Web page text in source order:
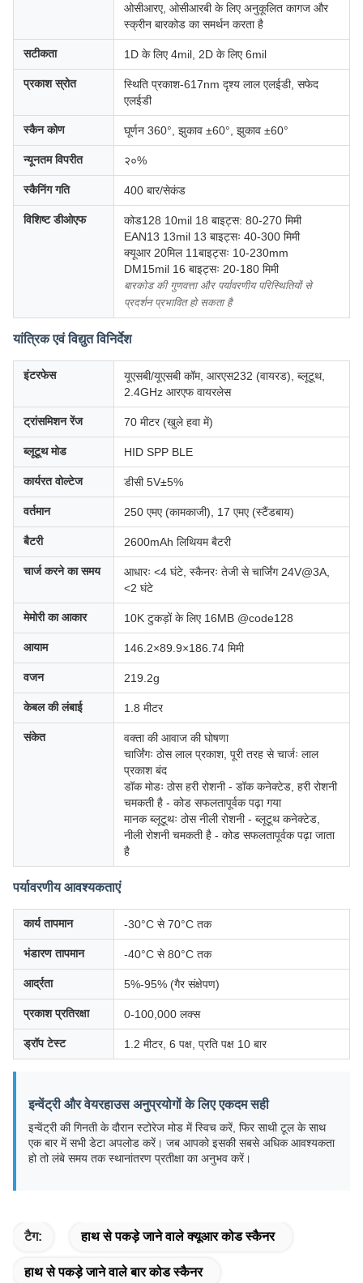
ओसीआरए, ओसीआरबी के लिए अनुकूलित कागज और
स्क्रीन बारकोड का समर्थन करता है
सटीकता 1D के लिए 4mil, 2D के लिए 6mil
प्रकाश स्रोत
स्थिति प्रकाश-617nm दृश्य लाल एलईडी, सफेद
एलईडी
स्कैन कोण घूर्णन 360°, झुकाव ±60°, झुकाव ±60°
न्यूनतम विपरीत २०%
स्कैनिंग गति 400 बार/सेकंड
विशिष्ट डीओएफ
कोड128 10mil 18 बाइट्स: 80-270 मिमी
EAN13 13mil 13 बाइट्सः 40-300 मिमी
क्यूआर 20मिल 11बाइट्सः 10-230mm
DM15mil 16 बाइट्सः 20-180 मिमी
बारकोड की गुणवत्ता और पर्यावरणीय परिस्थितियों से
प्रदर्शन प्रभावित हो सकता है
यांत्रिक एवं विद्युत विनिर्देश
इंटरफेस
यूएसबी/यूएसबी कॉम, आरएस232 (वायरड), ब्लूटूथ,
2.4GHz आरएफ वायरलेस
ट्रांसमिशन रेंज 70 मीटर (खुले हवा में)
ब्लूटूथ मोड HID SPP BLE
कार्यरत वोल्टेज डीसी 5V±5%
वर्तमान 250 एमए (कामकाजी), 17 एमए (स्टैंडबाय)
बैटरी 2600mAh लिथियम बैटरी
चार्ज करने का समय
आधारः <4 घंटे, स्कैनरः तेजी से चार्जिंग 24V@3A,
<2 घंटे
मेमोरी का आकार 10K टुकड़ों के लिए 16MB @code128
आयाम 146.2×89.9×186.74 मिमी
वजन 219.2g
केबल की लंबाई 1.8 मीटर
संकेत
वक्ता की आवाज की घोषणा
चार्जिंगः ठोस लाल प्रकाश, पूरी तरह से चार्जः लाल
प्रकाश बंद
डॉक मोडः ठोस हरी रोशनी - डॉक कनेक्टेड, हरी रोशनी
चमकती है - कोड सफलतापूर्वक पढ़ा गया
मानक ब्लूटूथः ठोस नीली रोशनी - ब्लूटूथ कनेक्टेड,
नीली रोशनी चमकती है - कोड सफलतापूर्वक पढ़ा जाता
है
पर्यावरणीय आवश्यकताएं
कार्य तापमान -30°C से 70°C तक
भंडारण तापमान -40°C से 80°C तक
आर्द्रता 5%-95% (गैर संक्षेपण)
प्रकाश प्रतिरक्षा 0-100,000 लक्स
ड्रॉप टेस्ट 1.2 मीटर, 6 पक्ष, प्रति पक्ष 10 बार
इन्वेंट्री और वेयरहाउस अनुप्रयोगों के लिए एकदम सही
इन्वेंट्री की गिनती के दौरान स्टोरेज मोड में स्विच करें, फिर साथी टूल के साथ
एक बार में सभी डेटा अपलोड करें। जब आपको इसकी सबसे अधिक आवश्यकता
हो तो लंबे समय तक स्थानांतरण प्रतीक्षा का अनुभव करें।
टैग: हाथ से पकड़े जाने वाले क्यूआर कोड स्कैनर
हाथ से पकड़े जाने वाले बार कोड स्कैनर